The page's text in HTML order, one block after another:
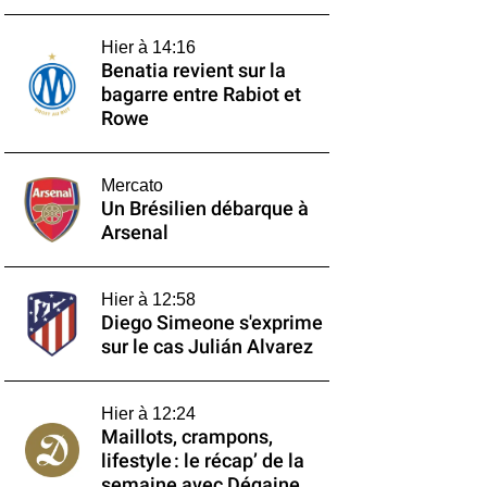
Hier à 14:16
Benatia revient sur la
bagarre entre Rabiot et
Rowe
Mercato
Un Brésilien débarque à
Arsenal
Hier à 12:58
Diego Simeone s'exprime
sur le cas Julián Alvarez
Hier à 12:24
Maillots, crampons,
lifestyle : le récap’ de la